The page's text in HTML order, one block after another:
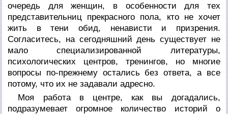
очередь для женщин, в особенности для тех
представительниц прекрасного пола, кто не хочет
жить в тени обид, ненависти и призрения.
Согласитесь, на сегодняшний день существует не
мало специализированной литературы,
психологических центров, тренингов, но многие
вопросы по-прежнему остались без ответа, а все
потому, что их не задавали адресно.
Моя работа в центре, как вы догадались,
подразумевает огромное количество историй о